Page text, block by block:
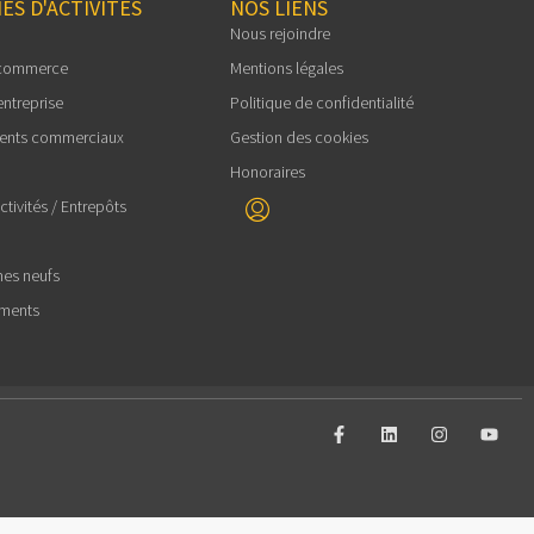
D'ACTIVITES
commerciaux
/ Entrepôts
neufs
NOS LIENS
Nous rejoindre
Mentions légales
Politique de confidentialité
Gestion des cookies
Honoraires